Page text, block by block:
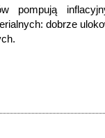
pompują
dobrze